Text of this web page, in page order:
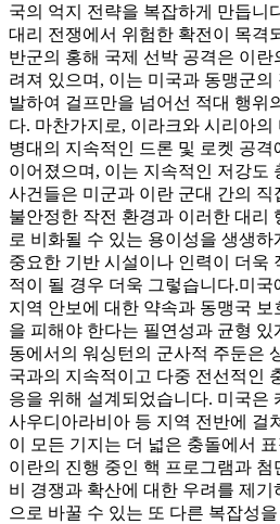
국의 억지 전략을 복잡하게 만듭니
대리 전쟁에서 위험한 확전이 목격
반군의 홍해 국제 선박 공격은 이
려져 있으며, 이는 미국과 동맹군
발하여 걸프만을 넘어선 적대 행위
다. 마찬가지로, 이라크와 시리아의
병대의 지속적인 드론 및 로켓 공
이어졌으며, 이는 지속적인 저강도
사건들은 미군과 이란 군대 간의
불안정한 작전 환경과 이러한 대리
로 비화될 수 있는 용이성을 생생하
중요한 기반 시설이나 인력이 더욱
적이 될 경우 더욱 그렇습니다.미국
지역 안보에 대한 약속과 동맹국
을 피해야 한다는 필연성과 균형
동에서의 워싱턴의 군사적 주둔은
국과의 지속적이고 다중 전선적인
응을 위해 설계되었습니다. 미국은
사우디아라비아 등 지역 전반에 걸
이 모든 기지는 더 넓은 충돌에서
이란의 진행 중인 핵 프로그램과
비 경쟁과 확산에 대한 우려를 제
으로 바꿀 수 있는 또 다른 복잡성